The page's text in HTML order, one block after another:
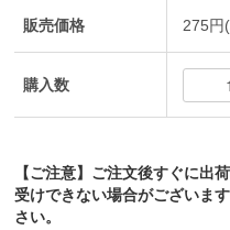
販売価格 275円
購入数
【ご注意】ご注文後すぐに出
受けできない場合がございま
さい。